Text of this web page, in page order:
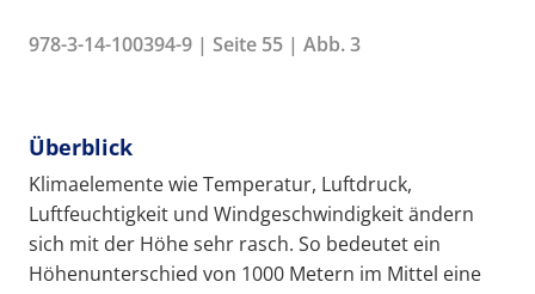
978-3-14-100394-9 | Seite 55 | Abb. 3
Überblick
Klimaelemente wie Temperatur, Luftdruck,
Luftfeuchtigkeit und Windgeschwindigkeit ändern
sich mit der Höhe sehr rasch. So bedeutet ein
Höhenunterschied von 1000 Metern im Mittel eine